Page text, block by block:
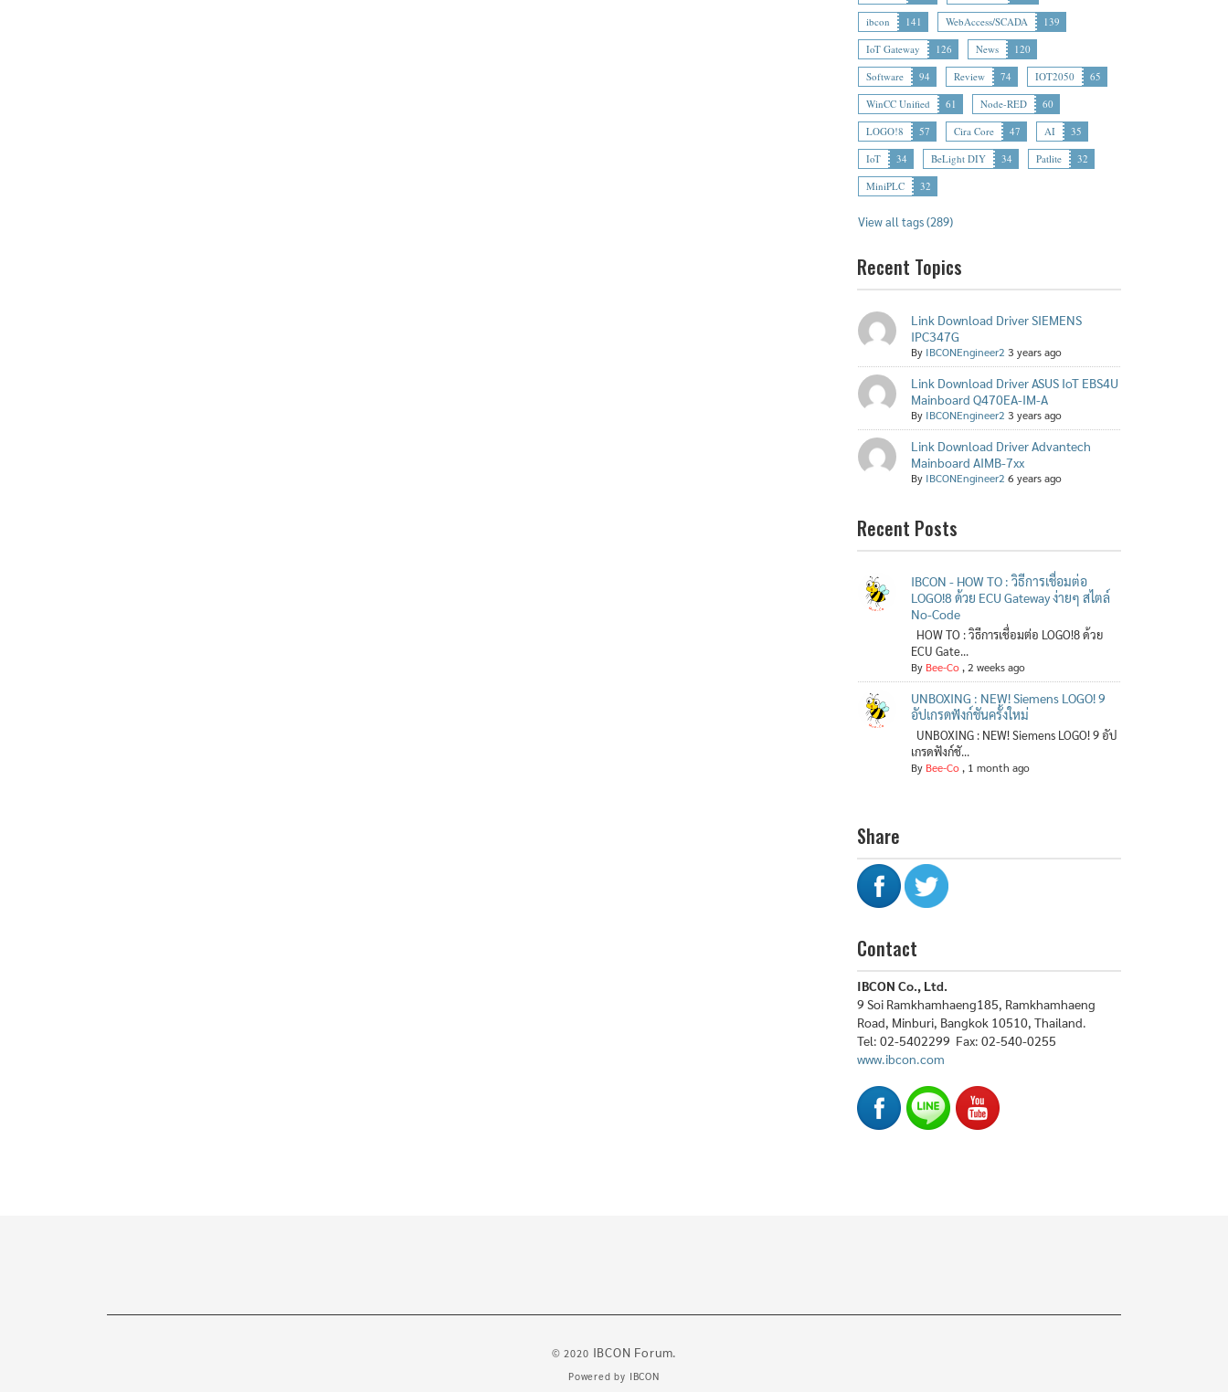
ibcon
141 WebAccess/SCADA
139
IoT Gateway
126 News
120
Software
94 Review 74 IOT2050
65
WinCC Unified
61 Node-RED
60
LOGO!8
57 Cira Core 47 AI
35
IoT
34 BeLight DIY 34 Patlite
32
MiniPLC
32
View all tags (289)
Recent Topics
Link Download Driver SIEMENS
IPC347G
By IBCONEngineer2 3 years ago
Link Download Driver ASUS IoT EBS4U
Mainboard Q470EA-IM-A
By IBCONEngineer2 3 years ago
Link Download Driver Advantech
Mainboard AIMB-7xx
By IBCONEngineer2 6 years ago
Recent Posts
IBCON - HOW TO : วิธีการเชื่อมต่อ
LOGO!8 ด้วย ECU Gateway ง่ายๆ สไตล์
No-Code
HOW TO : วิธีการเชื่อมต่อ LOGO!8 ด้วย
ECU Gate...
By Bee-Co,2 weeks ago
UNBOXING : NEW! Siemens LOGO! 9
อัปเกรดฟังก์ชันครั้งใหม่
UNBOXING : NEW! Siemens LOGO! 9 อัป
เกรดฟังก์ชั...
By Bee-Co, 1 month ago
Share
Contact
IBCON Co., Ltd.
9 Soi Ramkhamhaeng185, Ramkhamhaeng
Road, Minburi, Bangkok 10510, Thailand.
Tel: 02-5402299 Fax: 02-540-0255
www.ibcon.com
© 2020 IBCON Forum.
Powered by IBCON